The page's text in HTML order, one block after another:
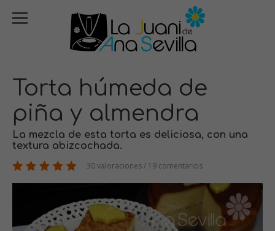
Torta húmeda de
piña y almendra
La mezcla de esta torta es deliciosa, con una
textura abizcochada.
30 valoraciones / 19 comentarios